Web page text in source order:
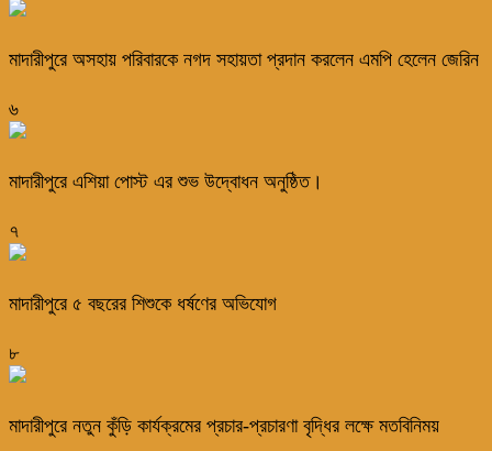
মাদারীপুরে অসহায় পরিবারকে নগদ সহায়তা প্রদান করলেন এমপি হেলেন জেরিন
৬
মাদারীপুরে এশিয়া পোস্ট এর শুভ উদ্বোধন অনুষ্ঠিত।
৭
মাদারীপুরে ৫ বছরের শিশুকে ধর্ষণের অভিযোগ
৮
মাদারীপুরে নতুন কুঁড়ি কার্যক্রমের প্রচার-প্রচারণা বৃদ্ধির লক্ষে মতবিনিময়